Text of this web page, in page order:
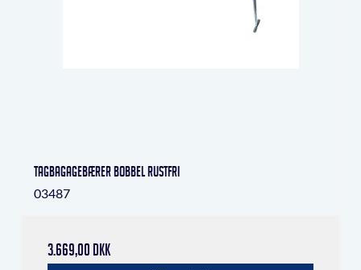
Tagbagagebærer Bobbel rustfri
03487
3.669,00 DKK